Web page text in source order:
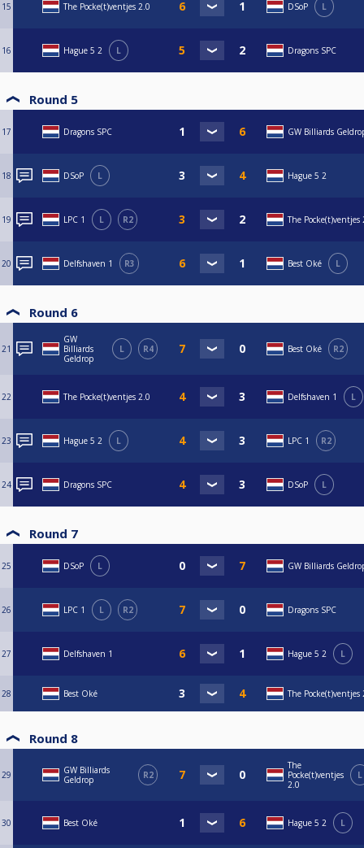
15 The Pocke(t)ventjes 2.0 DSoP L
16 Hague 5 2 L Dragons SPC
Round 5
17 Dragons SPC GW Billiards
18 DSoP L Hague 5 2
19 LPC 1 L R2 The Pocke(t)ventjes
20 Delfshaven 1 R3 Best Oké L
Round 6
21
GW
Billiards
Geldrop
L R4 Best Oké R2
22 The Pocke(t)ventjes 2.0 Delfshaven 1 L
23 Hague 5 2 L LPC 1 R2
24 Dragons SPC DSoP L
Round 7
25 DSoP L GW Billiards
26 LPC 1 L R2 Dragons SPC
27 Delfshaven 1 Hague 5 2 L
28 Best Oké The Pocke(t)ventjes
Round 8
29
GW Billiards
Geldrop
R2
The
Pocke(t)ventjes
2.0
L
30 Best Oké Hague 5 2 L